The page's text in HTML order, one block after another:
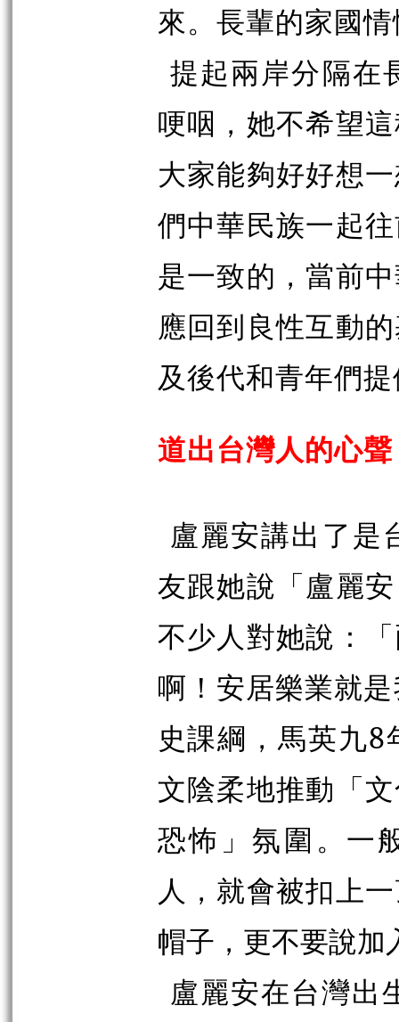
來。長輩的家國
提起兩岸分隔在
哽咽，她不希望
大家能夠好好想
們中華民族一起
是一致的，當前
應回到良性互動
及後代和青年們
道出台灣人的心聲
盧麗安講出了是
友跟她說「盧麗
不少人對她說：
啊！安居樂業就
史課綱，馬英九
文陰柔地推動「
恐怖」氛圍 。一
人，就會被扣上
帽子，更不要說加
盧麗安在台灣出